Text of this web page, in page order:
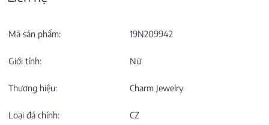
Mã sản phẩm: 19N209942
Giới tính: Nữ
Thương hiệu: Charm Jewelry
Loại đá chính: CZ